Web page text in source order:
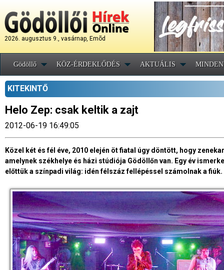
2026. augusztus 9., vasárnap, Emõd
Gödöllő KÖZ-ÉRDEKLŐDÉS AKTUÁLIS
KITEKINTŐ
Helo Zep: csak keltik a zajt
2012-06-19 16:49:05
Közel két és fél éve, 2010 elején öt fiatal úgy döntött, hogy
amelynek székhelye és házi stúdiója Gödöllőn van. Egy év
előttük a színpadi világ: idén félszáz fellépéssel számolnak a fiúk.